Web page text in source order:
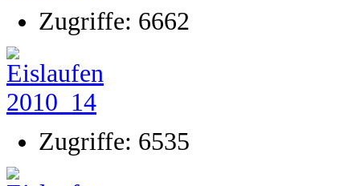
Zugriffe: 6662
Zugriffe: 6535